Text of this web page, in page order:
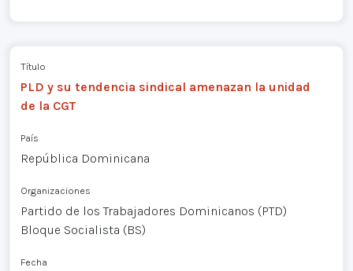
Título
PLD y su tendencia sindical amenazan la unidad
de la CGT
País
República Dominicana
Organizaciones
Partido de los Trabajadores Dominicanos (PTD)
Bloque Socialista (BS)
Fecha